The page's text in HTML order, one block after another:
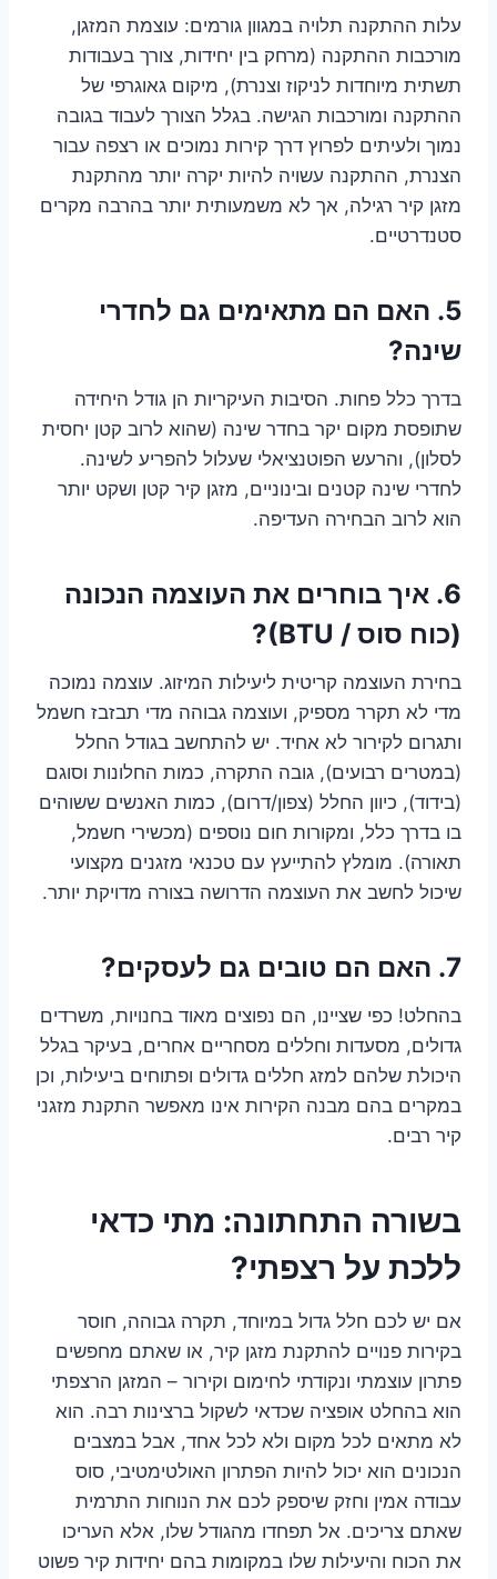
עלות ההתקנה תלויה במגוון גורמים: עוצמת המזגן,
מורכבות ההתקנה (מרחק בין יחידות, צורך בעבודות
תשתית מיוחדות לניקוז וצנרת), מיקום גאוגרפי של
ההתקנה ומורכבות הגישה. בגלל הצורך לעבוד בגובה
נמוך ולעיתים לפרוץ דרך קירות נמוכים או רצפה עבור
הצנרת, ההתקנה עשויה להיות יקרה יותר מהתקנת
מזגן קיר רגילה, אך לא משמעותית יותר בהרבה מקרים
סטנדרטיים.
5. האם הם מתאימים גם לחדרי
שינה?
בדרך כלל פחות. הסיבות העיקריות הן גודל היחידה
שתופסת מקום יקר בחדר שינה (שהוא לרוב קטן יחסית
לסלון), והרעש הפוטנציאלי שעלול להפריע לשינה.
לחדרי שינה קטנים ובינוניים, מזגן קיר קטן ושקט יותר
הוא לרוב הבחירה העדיפה.
6. איך בוחרים את העוצמה הנכונה
(כוח סוס / BTU)?
בחירת העוצמה קריטית ליעילות המיזוג. עוצמה נמוכה
מדי לא תקרר מספיק, ועוצמה גבוהה מדי תבזבז חשמל
ותגרום לקירור לא אחיד. יש להתחשב בגודל החלל
(במטרים רבועים), גובה התקרה, כמות החלונות וסוגם
(בידוד), כיוון החלל (צפון/דרום), כמות האנשים ששוהים
בו בדרך כלל, ומקורות חום נוספים (מכשירי חשמל,
תאורה). מומלץ להתייעץ עם טכנאי מזגנים מקצועי
שיכול לחשב את העוצמה הדרושה בצורה מדויקת יותר.
7. האם הם טובים גם לעסקים?
בהחלט! כפי שציינו, הם נפוצים מאוד בחנויות, משרדים
גדולים, מסעדות וחללים מסחריים אחרים, בעיקר בגלל
היכולת שלהם למזג חללים גדולים ופתוחים ביעילות, וכן
במקרים בהם מבנה הקירות אינו מאפשר התקנת מזגני
קיר רבים.
בשורה התחתונה: מתי כדאי
ללכת על רצפתי?
אם יש לכם חלל גדול במיוחד, תקרה גבוהה, חוסר
בקירות פנויים להתקנת מזגן קיר, או שאתם מחפשים
פתרון עוצמתי ונקודתי לחימום וקירור – המזגן הרצפתי
הוא בהחלט אופציה שכדאי לשקול ברצינות רבה. הוא
לא מתאים לכל מקום ולא לכל אחד, אבל במצבים
הנכונים הוא יכול להיות הפתרון האולטימטיבי, סוס
עבודה אמין וחזק שיספק לכם את הנוחות התרמית
שאתם צריכים. אל תפחדו מהגודל שלו, אלא העריכו
את הכוח והיעילות שלו במקומות בהם יחידות קיר פשוט